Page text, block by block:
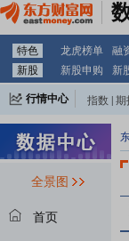
特色 龙虎榜单 融
新股
新股申购 新
行情中心 指数 期
全景图
首页